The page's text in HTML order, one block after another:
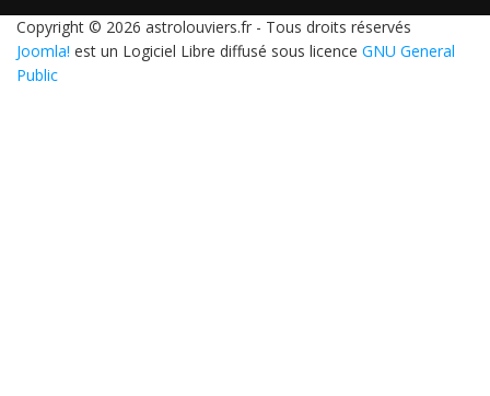
Copyright © 2026 astrolouviers.fr - Tous droits réservés
Joomla! est un Logiciel Libre diffusé sous licence GNU General
Public